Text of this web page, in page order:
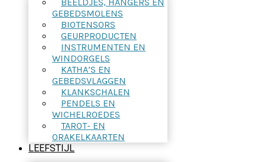
GEBEDSMOLENS
BIOTENSORS
GEURPRODUCTEN
INSTRUMENTEN EN
WINDORGELS
KATHA’S EN
GEBEDSVLAGGEN
KLANKSCHALEN
PENDELS EN
WICHELROEDES
TAROT- EN
ORAKELKAARTEN
LEEFSTIJL